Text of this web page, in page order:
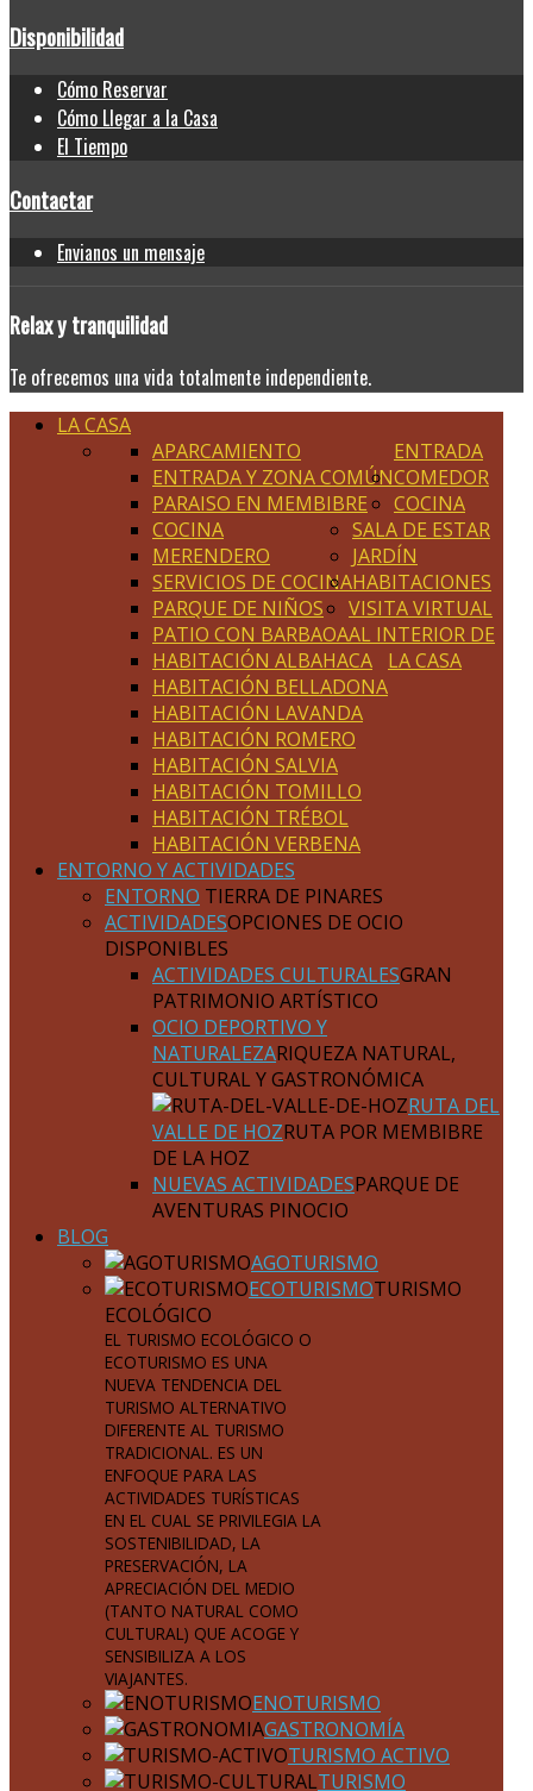
Disponibilidad
Cómo Reservar
Cómo Llegar a la Casa
El Tiempo
Contactar
Envianos un mensaje
Relaxy tranquilidad
Te ofrecemos una vida totalmente independiente.
LA CASA
ENTRADA
APARCAMIENTO
ENTRADA Y ZONA COMÚN
PARAISO EN MEMBIBRE
COMEDOR
COCINA
COCINA
MERENDERO
SERVICIOS DE COCINA
SALA DE ESTAR
JARDÍN
PARQUE DE NIÑOS
PATIO CON BARBAOA
HABITACIONES
HABITACIÓN ALBAHACA
HABITACIÓN BELLADONA
HABITACIÓN LAVANDA
HABITACIÓN ROMERO
HABITACIÓN SALVIA
HABITACIÓN TOMILLO
HABITACIÓN TRÉBOL
HABITACIÓN VERBENA
VISITA VIRTUAL
AL INTERIOR DE
LA CASA
ENTORNO Y ACTIVIDADES
ENTORNO TIERRA DE PINARES
ACTIVIDADESOPCIONES DE OCIO
DISPONIBLES
ACTIVIDADES CULTURALESGRAN
PATRIMONIO ARTÍSTICO
OCIO DEPORTIVO Y
NATURALEZARIQUEZA NATURAL,
CULTURAL Y GASTRONÓMICA
RUTA DEL
VALLE DE HOZRUTA POR MEMBIBRE
DE LA HOZ
NUEVAS ACTIVIDADESPARQUE DE
AVENTURAS PINOCIO
BLOG
AGOTURISMO
ECOTURISMOTURISMO
ECOLÓGICO
EL TURISMO ECOLÓGICO O
ECOTURISMO ES UNA
NUEVA TENDENCIA DEL
TURISMO ALTERNATIVO
DIFERENTE AL TURISMO
TRADICIONAL. ES UN
ENFOQUE PARA LAS
ACTIVIDADES TURÍSTICAS
EN EL CUAL SE PRIVILEGIA LA
SOSTENIBILIDAD, LA
PRESERVACIÓN, LA
APRECIACIÓN DEL MEDIO
(TANTO NATURAL COMO
CULTURAL) QUE ACOGE Y
SENSIBILIZA A LOS
VIAJANTES.
ENOTURISMO
GASTRONOMÍA
TURISMO ACTIVO
TURISMO